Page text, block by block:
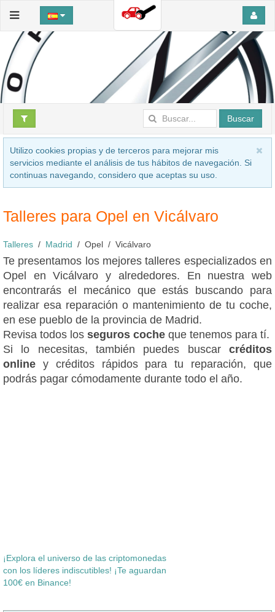
Buscar
Utilizo cookies propias y de terceros para mejorar mis
servicios mediante el análisis de tus hábitos de navegación. Si
continuas navegando, considero que aceptas su uso.
Talleres para Opel en Vicálvaro
Talleres Madrid Opel Vicálvaro
Te presentamos los mejores talleres especializados en
Opel en Vicálvaro y alrededores. En nuestra web
encontrarás el mecánico que estás buscando para
realizar esa reparación o mantenimiento de tu coche,
en ese pueblo de la provincia de Madrid.
Revisa todos los seguros coche que tenemos para tí.
Si lo necesitas, también puedes buscar créditos
online y créditos rápidos para tu reparación, que
podrás pagar cómodamente durante todo el año.
¡Explora el universo de las criptomonedas
con los líderes indiscutibles! ¡Te aguardan
100€ en Binance!